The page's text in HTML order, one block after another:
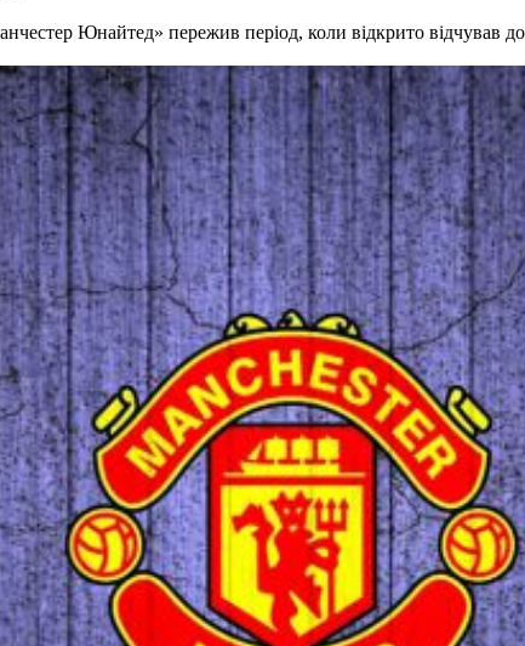
Юнайтед» пережив період, коли відкрито відчував